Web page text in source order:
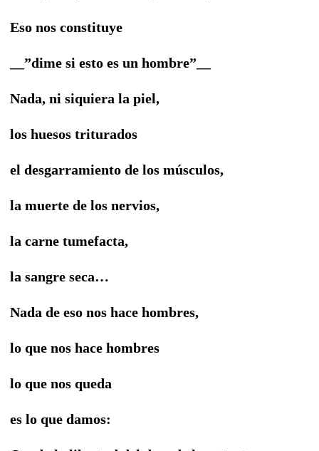
Eso nos constituye
__”dime si esto es un hombre”__
Nada, ni siquiera la piel,
los huesos triturados
el desgarramiento de los músculos,
la muerte de los nervios,
la carne tumefacta,
la sangre seca…
Nada de eso nos hace hombres,
lo que nos hace hombres
lo que nos queda
es lo que damos: